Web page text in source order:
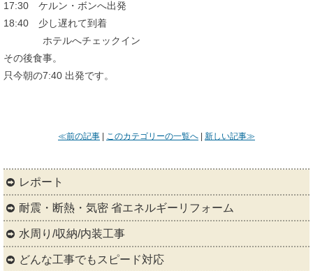
17:30 ケルン・ボンへ出発
18:40 少し遅れて到着
ホテルへチェックイン
その後食事。
只今朝の7:40 出発です。
≪前の記事 このカテゴリーの一覧へ 新しい記事≫
レポート
耐震・断熱・気密 省エネルギーリフォーム
水周り/収納/内装工事
どんな工事でもスピード対応